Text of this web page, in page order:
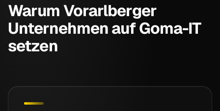
Warum Vorarlberger
Unternehmen auf Goma-IT
setzen